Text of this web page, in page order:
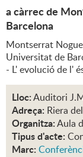
a càrrec de
Barcelona
Montserrat
Universitat de
- L' evolució de l'
Lloc:Auditori
Adreça: Riera
Organitza:Aula
Tipus d'acte:
Marc: